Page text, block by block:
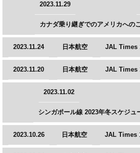
2023.11.29
カナダ乗り継ぎでのアメリカへの
2023.11.24 日本航空 JAL Times
2023.11.20 日本航空 JAL Times
2023.11.02
シンガポール線 2023年冬スケジュ
2023.10.26 日本航空 JAL Times